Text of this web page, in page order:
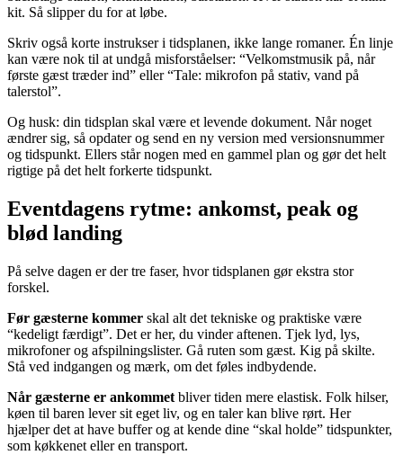
kit. Så slipper du for at løbe.
Skriv også korte instrukser i tidsplanen, ikke lange romaner. Én linje
kan være nok til at undgå misforståelser: “Velkomstmusik på, når
første gæst træder ind” eller “Tale: mikrofon på stativ, vand på
talerstol”.
Og husk: din tidsplan skal være et levende dokument. Når noget
ændrer sig, så opdater og send en ny version med versionsnummer
og tidspunkt. Ellers står nogen med en gammel plan og gør det helt
rigtige på det helt forkerte tidspunkt.
Eventdagens rytme: ankomst, peak og
blød landing
På selve dagen er der tre faser, hvor tidsplanen gør ekstra stor
forskel.
Før gæsterne kommer skal alt det tekniske og praktiske være
“kedeligt færdigt”. Det er her, du vinder aftenen. Tjek lyd, lys,
mikrofoner og afspilningslister. Gå ruten som gæst. Kig på skilte.
Stå ved indgangen og mærk, om det føles indbydende.
Når gæsterne er ankommet bliver tiden mere elastisk. Folk hilser,
køen til baren lever sit eget liv, og en taler kan blive rørt. Her
hjælper det at have buffer og at kende dine “skal holde” tidspunkter,
som køkkenet eller en transport.